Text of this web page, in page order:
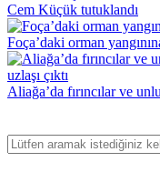
Cem Küçük tutuklandı
Foça’daki orman
Aliağa’da fırıncılar ve